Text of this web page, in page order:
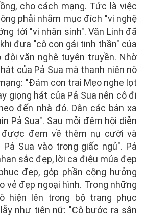
cho cách mạng. Tức là việc
phải nhằm mục đích "vị nghệ
tới "vị nhân sinh". Văn Linh đã
đưa "cô con gái tinh thần" của
đội văn nghệ tuyên truyền. Nhờ
của Pả Sua mà thanh niên nô
"Đám con trai Mẹo nghe lọt
giọng hát của Pả Sua nên cô đi
đến nhà đó. Dân các bản xa
Pả Sua". Sau mỗi đêm hội diễn
đem về thêm nụ cười và
Sua vào trong giấc ngủ". Pả
sắc đẹp, lời ca điệu múa đẹp
đẹp, góp phần cộng hưởng
vẻ đẹp ngoại hình. Trong những
hiện lên trong bộ trang phục
như tiên nữ: "Cô bước ra sân